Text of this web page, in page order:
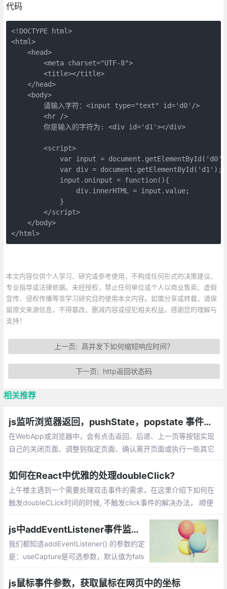
代码
<!DOCTYPE html>
<html>
    <head>
        <meta charset="UTF-8">
        <title></title>
    </head>
    <body>
        请输入字符：<input type="text" id='d0'/>
        <hr />
        你是输入的字符为: <div id='d1'></div>
        <script>
var input =
var div =
            input.oninput = function(){
                div.innerHTML = input.value;
            }
        </script>
    </body>
</html>
本文内容仅供个人学习、研究或参考使用，不构成任何形式的决策建议、
专业指导或法律依据。未经授权，禁止任何单位或个人以商业售卖、虚假
宣传、侵权传播等非学习研究目的使用本文内容。如需分享或转载，请保
留原文来源信息，不得篡改、删减内容或侵犯相关权益。感谢您的理解与
支持！
上一页: 高并发下如何缩短响应时间？
下一页: http返回状态码
相关推荐
js监听浏览器返回，pushState，popstate 事件，window.history对象
在WebApp或浏览器中，会有点击返回、后退、上一页等按钮实现
自己的关闭页面、调整到指定页面、确认离开页面或执行一些其它
页操作。
如何在React中优雅的处理doubleClick?
上午楼主遇到一个需要处理双击事件的需求，在这里介绍下如何在
触发doubleCLick时间的时候, 不触发click事件的解决办法， 顺便
断这个click 不在 doubleClick 中。
js中addEventListener事件监听器参数详解
我们都知道addEventListener() 的参数约定
是：useCapture是可选参数，默认值为fals
ener() 的第三个参数可以是个对象值了。pa
js鼠标事件参数，获取鼠标在网页中的坐标